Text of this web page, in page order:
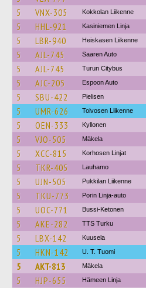
5 VNX-305 Kokkolan Liikenne
5 HHL-921 Kasiniemen Linja
5 LBR-940 Heiskasen Liikenne
5 AJL-745 Saaren Auto
5 AJL-745 Turun Citybus
5 AJC-205 Espoon Auto
5 SBU-422 Pielisen
5 UMR-626 Toivosen Liikenne
5 OEN-333 Kyllonen
5 VJO-505 Mäkela
5 XCC-815 Korhosen Linjat
5 TKR-405 Lauhamo
5 UJN-505 Pukkilan Liikenne
5 TKU-773 Porin Linja-auto
5 UOC-771 Bussi-Ketonen
5 AKE-282 TTS Turku
5 LBX-142 Kuusela
5 HKN-142 U. T. Tuomi
5 AKT-813 Mäkela
5 HJP-655 Hämeen Linja